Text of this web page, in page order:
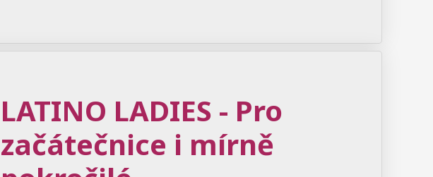
LATINO LADIES - Pro
začátečnice i mírně